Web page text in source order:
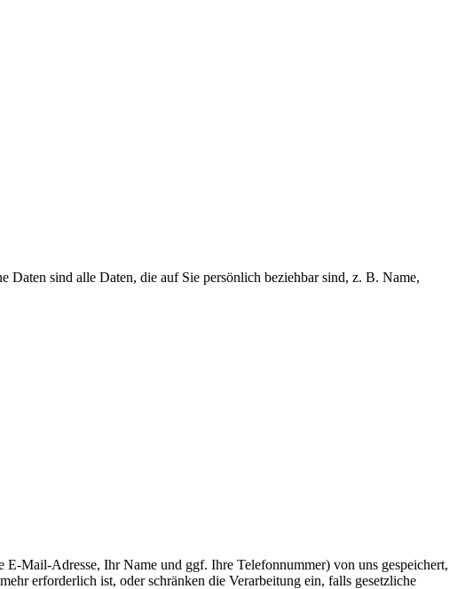
Daten sind alle Daten, die auf Sie persönlich beziehbar sind, z. B. Name,
Mail-Adresse, Ihr Name und ggf. Ihre Telefonnummer) von uns gespeichert,
erforderlich ist, oder schränken die Verarbeitung ein, falls gesetzliche